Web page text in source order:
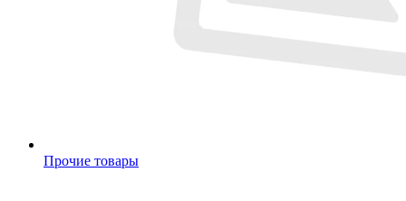
Прочие товары